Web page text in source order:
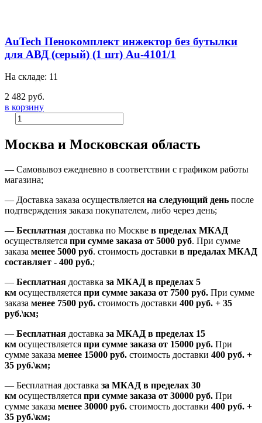
AuTech Пенокомплект инжектор без бутылки
для АВД (серый) (1 шт) Au-4101/1
На складе: 11
2 482 руб.
в корзину
Москва и Московская область
— Самовывоз ежедневно в соответствии с графиком работы
магазина;
— Доставка заказа осуществляется на следующий день после
подтверждения заказа покупателем, либо через день;
— Бесплатная доставка по Москве в пределах МКАД
осуществляется при сумме заказа от 5000 руб. При сумме
заказа менее 5000 руб. стоимость доставки в предалах МКАД
составляет - 400 руб.;
— Бесплатная доставка за МКАД в пределах 5
км осуществляется при сумме заказа от 7500 руб. При сумме
заказа менее 7500 руб. стоимость доставки 400 руб. + 35
руб.\км;
— Бесплатная доставка за МКАД в пределах 15
км осуществляется при сумме заказа от 15000 руб. При
сумме заказа менее 15000 руб. стоимость доставки 400 руб. +
35 руб.\км;
— Бесплатная доставка за МКАД в пределах 30
км осуществляется при сумме заказа от 30000 руб. При
сумме заказа менее 30000 руб. стоимость доставки 400 руб. +
35 руб.\км;